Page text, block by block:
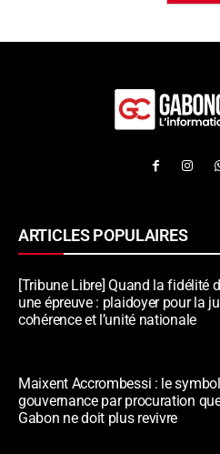
ARTICLES POPULAIRES
[Tribune Libre] Quand la fidélité
une épreuve : plaidoyer pour la
cohérence et l’unité nationale
Maixent Accrombessi : le
gouvernance par procuration
Gabon ne doit plus revivre